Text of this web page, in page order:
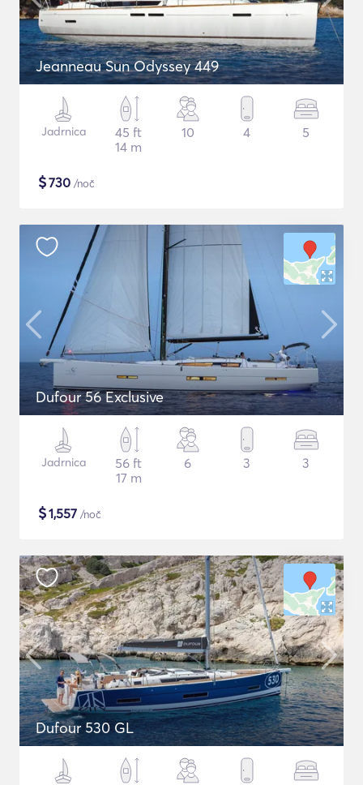
Jeanneau Sun Odyssey 449
Jadrnica
45 ft
14 m
10 4 5
$730 /noč
Dufour 56 Exclusive
Jadrnica
56 ft
17 m
6 3 3
$1,557 /noč
Dufour 530 GL